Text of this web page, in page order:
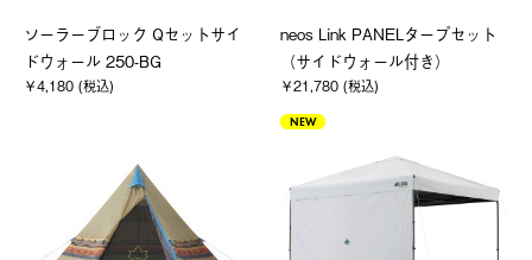
ソーラーブロック Qセットサイ
ドウォール 250-BG
￥4,180 (税込)
neos Link PANELタープセット
（サイドウォール付き）
￥21,780 (税込)
NEW